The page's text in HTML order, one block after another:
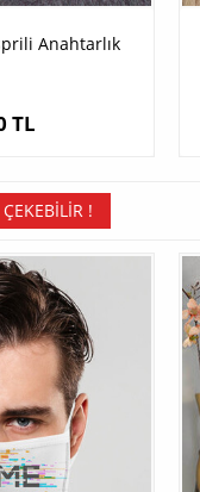
Anahtarlık
TL
!